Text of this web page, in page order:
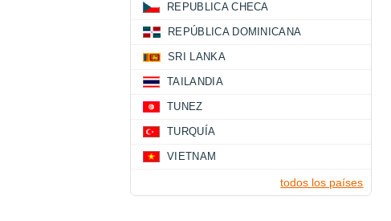
REPUBLICA CHECA
REPÚBLICA DOMINICANA
SRI LANKA
TAILANDIA
TUNEZ
TURQUÍA
VIETNAM
todos los países